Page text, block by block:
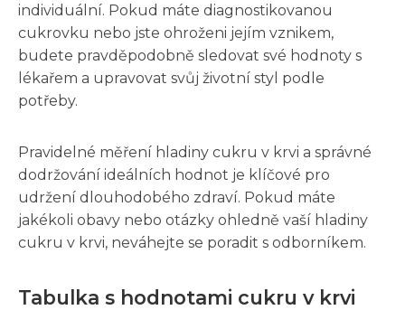
individuální. Pokud máte diagnostikovanou
cukrovku nebo jste ohroženi jejím vznikem,
budete pravděpodobně sledovat své hodnoty s
lékařem a upravovat svůj životní styl podle
potřeby.
Pravidelné měření hladiny cukru v krvi a správné
dodržování ideálních hodnot je klíčové pro
udržení dlouhodobého zdraví. Pokud máte
jakékoli obavy nebo otázky ohledně vaší hladiny
cukru v krvi, neváhejte se poradit s odborníkem.
Tabulka s hodnotami cukru v krvi